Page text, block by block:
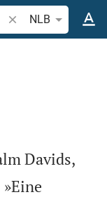
Bibelstelle oder
NLB
Davids,